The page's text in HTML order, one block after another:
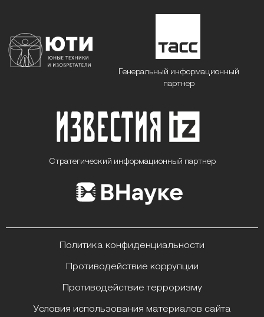
Генеральный информационный
партнер
Стратегический информационный партнер
Политика конфиденциальности
Противодействие коррупции
Противодействие терроризму
Условия использования материалов сайта